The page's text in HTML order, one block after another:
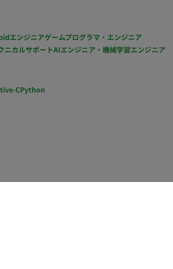
基づいた事業戦略の提案まで担当できま
解決にも貢献できます
エンジニアゲームプログラマ・エンジニア
ニカルサポートAIエンジニア・機械学習エンジニア
CPython